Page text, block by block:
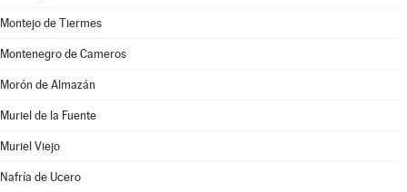
Montejo de Tiermes
Montenegro de Cameros
Morón de Almazán
Muriel de la Fuente
Muriel Viejo
Nafría de Ucero